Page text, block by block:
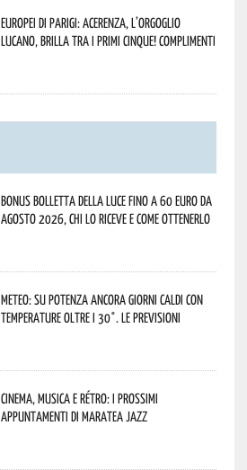
Europei di Parigi: Acerenza, l’orgoglio
lucano, brilla tra i primi cinque! Complimenti
Bonus bolletta della luce fino a 60 euro da
agosto 2026, chi lo riceve e come ottenerlo
Meteo: su Potenza ancora giorni caldi con
temperature oltre i 30°. Le previsioni
Cinema, musica e rétro: i prossimi
appuntamenti di Maratea Jazz